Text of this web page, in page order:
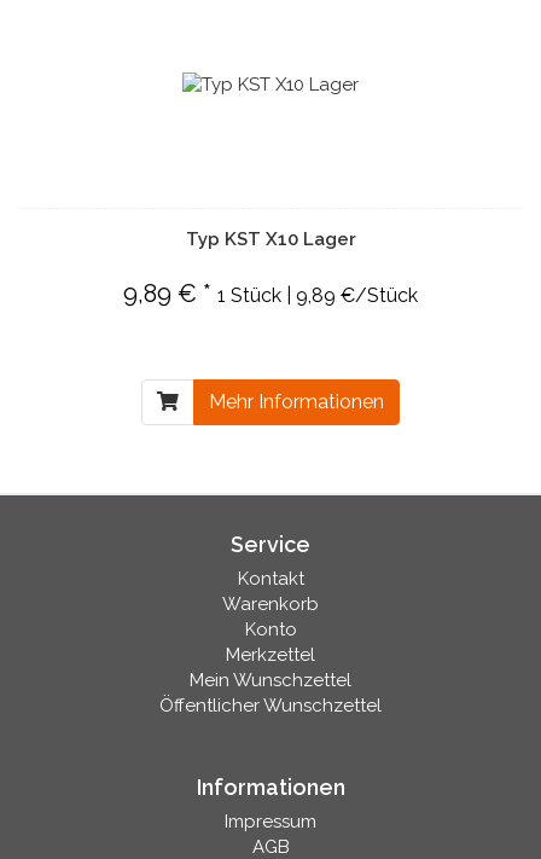
Typ KST X10 Lager
9,89 € * 1 Stück | 9,89 €/Stück
Mehr Informationen
Service
Kontakt
Warenkorb
Konto
Merkzettel
Mein Wunschzettel
Öffentlicher Wunschzettel
Informationen
Impressum
AGB